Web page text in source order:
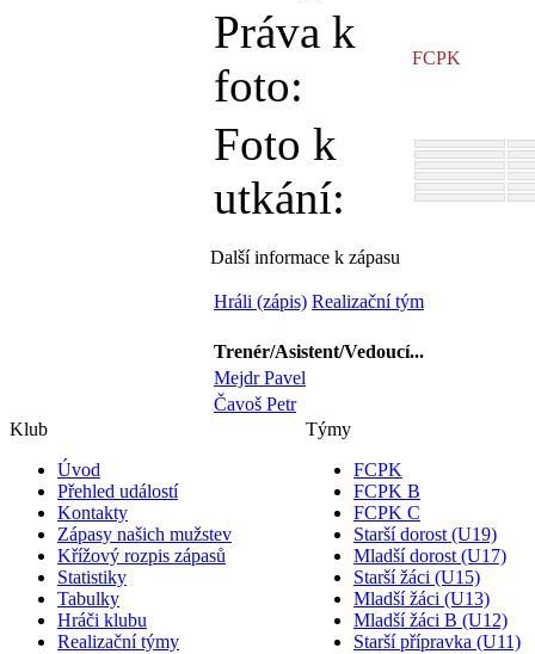
Práva k
foto:
FCPK
Foto k
utkání:
Další informace k zápasu
Hráli (zápis) Realizační tým
Trenér/Asistent/Vedoucí...
Mejdr Pavel
Čavoš Petr
Klub
Úvod
Přehled událostí
Kontakty
Zápasy našich mužstev
Křížový rozpis zápasů
Statistiky
Tabulky
Hráči klubu
Realizační týmy
Týmy
FCPK
FCPK B
FCPK C
Starší dorost (U19)
Mladší dorost (U17)
Starší žáci (U15)
Mladší žáci (U13)
Mladší žáci B (U12)
Starší přípravka (U11)